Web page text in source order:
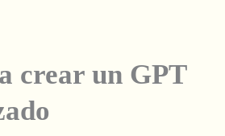
crear un GPT